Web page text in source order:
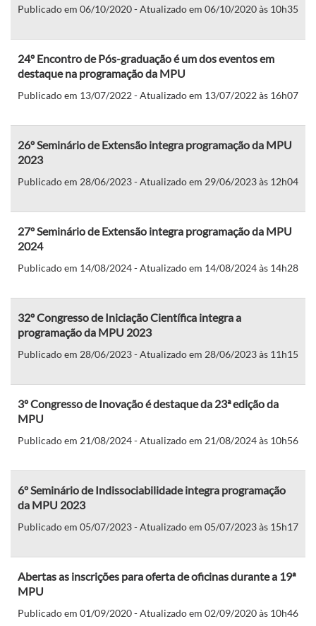
Publicado em 06/10/2020 - Atualizado em 06/10/2020 às 10h35
24º Encontro de Pós-graduação é um dos eventos em
destaque na programação da MPU
Publicado em 13/07/2022 - Atualizado em 13/07/2022 às 16h07
26º Seminário de Extensão integra programação da MPU
2023
Publicado em 28/06/2023 - Atualizado em 29/06/2023 às 12h04
27º Seminário de Extensão integra programação da MPU
2024
Publicado em 14/08/2024 - Atualizado em 14/08/2024 às 14h28
32º Congresso de Iniciação Científica integra a
programação da MPU 2023
Publicado em 28/06/2023 - Atualizado em 28/06/2023 às 11h15
3º Congresso de Inovação é destaque da 23ª edição da
MPU
Publicado em 21/08/2024 - Atualizado em 21/08/2024 às 10h56
6º Seminário de Indissociabilidade integra programação
da MPU 2023
Publicado em 05/07/2023 - Atualizado em 05/07/2023 às 15h17
Abertas as inscrições para oferta de oficinas durante a 19ª
MPU
Publicado em 01/09/2020 - Atualizado em 02/09/2020 às 10h46